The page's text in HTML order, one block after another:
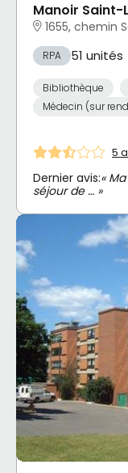
Manoir Saint-
1655, chemin
RPA 51 unités
Bibliothèque
Médecin (sur
5
Dernier avis:«
séjour de … »